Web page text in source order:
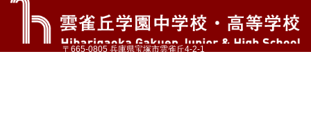
〒665-0805 兵庫県宝塚市雲雀丘4-2-1